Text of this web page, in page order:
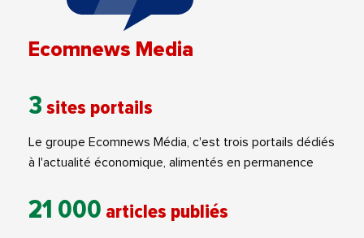
Ecomnews Media
3 sites portails
Le groupe Ecomnews Média, c'est trois portails dédiés
à l'actualité économique, alimentés en permanence
21 000 articles publiés